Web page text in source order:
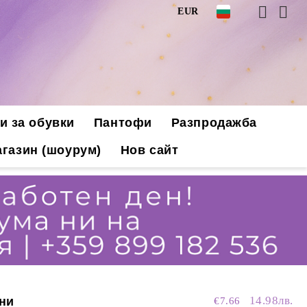
EUR
за обувки Пантофи
Разпродажба
(шоурум) Нов сайт
€7.66 14.98лв.